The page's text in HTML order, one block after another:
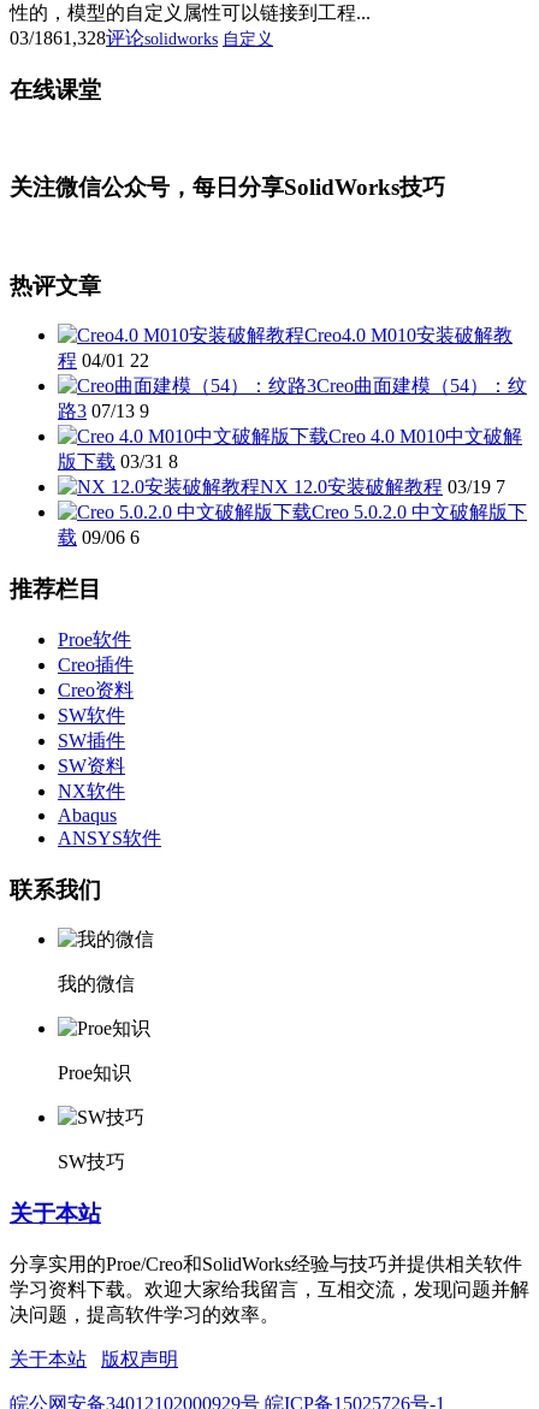
性的，模型的自定义属性可以链接到工程...
03/1861,328评论solidworks 自定义
在线课堂
关注微信公众号，每日分享SolidWorks技巧
热评文章
Creo4.0 M010安装破解教
程 04/01 22
Creo曲面建模（54）：纹
路3 07/13 9
Creo 4.0 M010中文破解
版下载 03/31 8
NX 12.0安装破解教程 03/19 7
Creo 5.0.2.0 中文破解版下
载 09/06 6
推荐栏目
Proe软件
Creo插件
Creo资料
SW软件
SW插件
SW资料
NX软件
Abaqus
ANSYS软件
联系我们
我的微信
Proe知识
SW技巧
关于本站
分享实用的Proe/Creo和SolidWorks经验与技巧并提供相关软件
学习资料下载。欢迎大家给我留言，互相交流，发现问题并解
决问题，提高软件学习的效率。
关于本站 版权声明
皖公网安备34012102000929号 皖ICP备15025726号-1